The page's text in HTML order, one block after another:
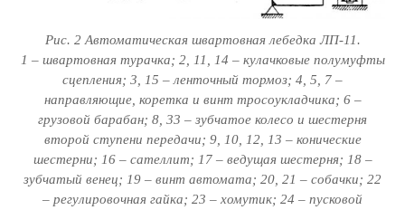
Рис. 2 Автоматическая швартовная лебедка ЛП-11.
1 – швартовная турачка; 2, 11, 14 – кулачковые полумуфты
сцепления; 3, 15 – ленточный тормоз; 4, 5, 7 –
направляющие, коретка и винт тросоукладчика; 6 –
грузовой барабан; 8, 33 – зубчатое колесо и шестерня
второй ступени передачи; 9, 10, 12, 13 – конические
шестерни; 16 – сателлит; 17 – ведущая шестерня; 18 –
зубчатый венец; 19 – винт автомата; 20, 21 – собачки; 22
– регулировочная гайка; 23 – хомутик; 24 – пусковой